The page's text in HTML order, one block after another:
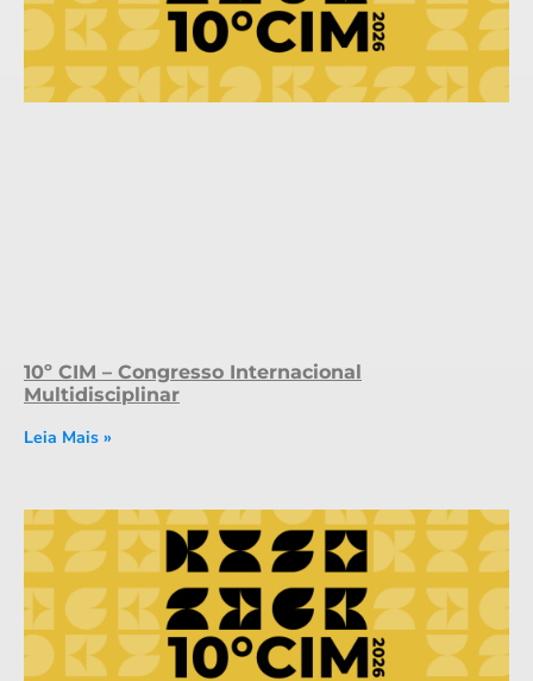
10º CIM – Congresso Internacional
Multidisciplinar
Leia Mais »